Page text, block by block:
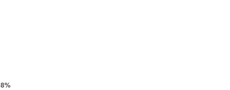
8%